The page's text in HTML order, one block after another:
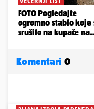
Komentari 0